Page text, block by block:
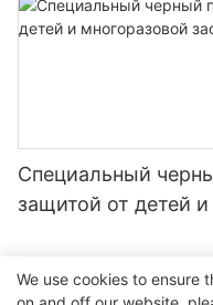
Специальный
защитой от детей
We use cookies to ensure